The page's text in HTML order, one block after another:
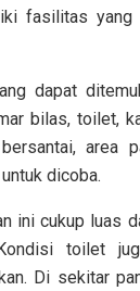
fasilitas yang
dapat
bilas, toilet,
area
dicoba.
ini cukup luas
toilet
Di sekitar